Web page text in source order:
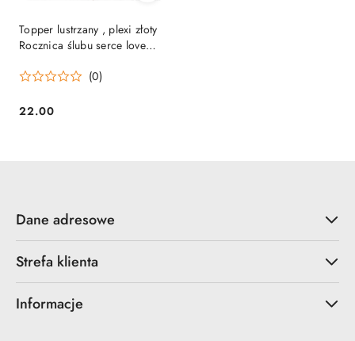
Topper lustrzany , plexi złoty
Rocznica ślubu serce love
(0)
Cena:
22.00
Dane adresowe
Strefa klienta
Informacje